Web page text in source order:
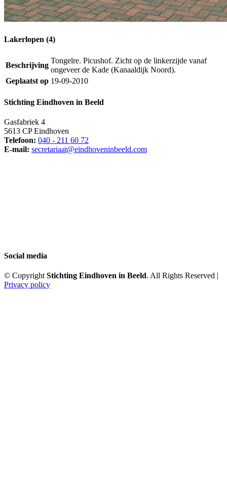
Lakerlopen (4)
Beschrijving
Tongelre. Picushof. Zicht op de linkerzijde vanaf
ongeveer de Kade (Kanaaldijk Noord).
Geplaatst op 19-09-2010
Stichting Eindhoven in Beeld
Gasfabriek 4
5613 CP Eindhoven
Telefoon: 040 - 211 60 72
E-mail: secretariaat@eindhoveninbeeld.com
Social media
© Copyright Stichting Eindhoven in Beeld. All Rights Reserved |
Privacy policy